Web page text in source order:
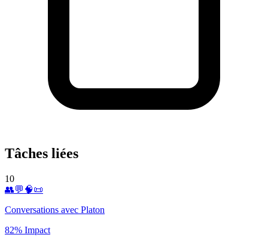
Tâches liées
10
👥💬🧠📜
Conversations avec Platon
82% Impact